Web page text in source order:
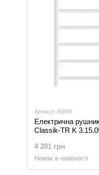
Артикул: 85858
Електрична
Classik-TR K
4 201 грн
Немає в наявності